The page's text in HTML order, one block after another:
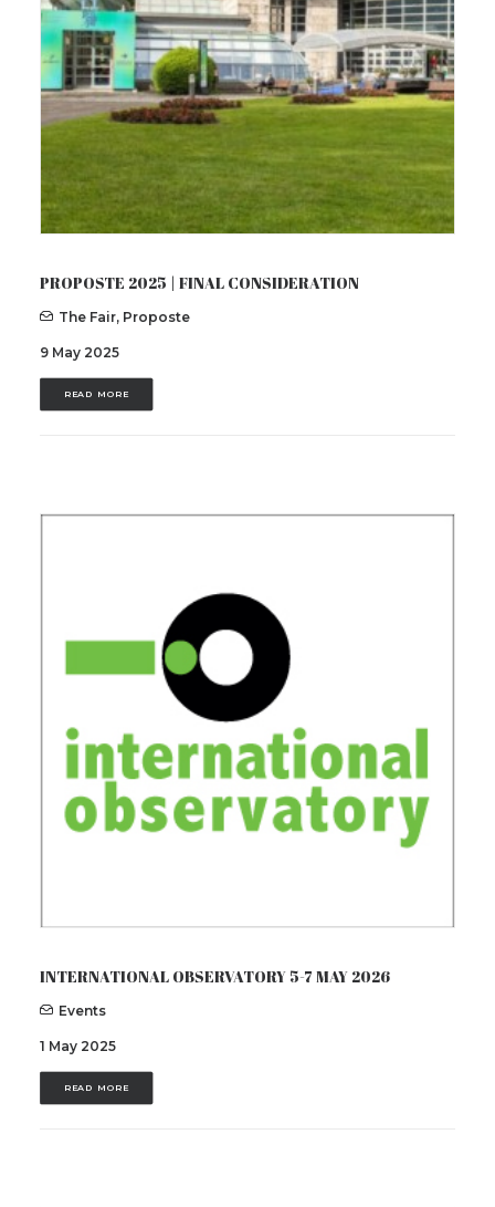
PROPOSTE 2025 | FINAL CONSIDERATION
The Fair, Proposte
9 May 2025
READ MORE
INTERNATIONAL OBSERVATORY 5-7 MAY 2026
Events
1 May 2025
READ MORE